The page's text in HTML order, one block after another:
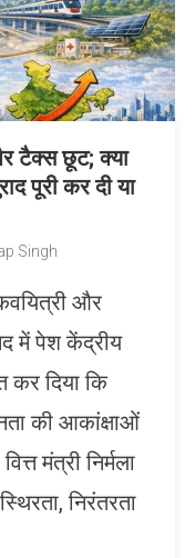
टैक्स छूट; क्या
पूरी कर दी या
Singh
और
में पेश केंद्रीय
कर दिया कि
की आकांक्षाओं
मंत्री निर्मला
निरंतरता